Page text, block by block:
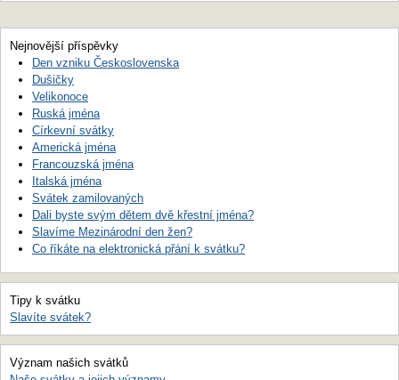
Nejnovější příspěvky
Den vzniku Československa
Dušičky
Velikonoce
Ruská jména
Církevní svátky
Americká jména
Francouzská jména
Italská jména
Svátek zamilovaných
Dali byste svým dětem dvě křestní jména?
Slavíme Mezinárodní den žen?
Co říkáte na elektronická přání k svátku?
Tipy k svátku
Slavíte svátek?
Význam našich svátků